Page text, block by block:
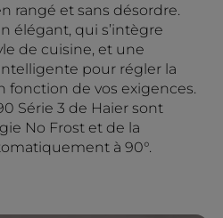
rangé et sans désordre.
élégant, qui s’intègre
de cuisine, et une
pour régler la
fonction de vos exigences.
Série 3 de Haier sont
No Frost et de la
à 90°.